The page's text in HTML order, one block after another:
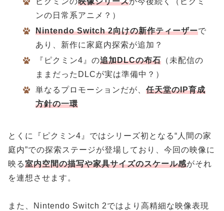
ンの日常系アニメ？）
Nintendo Switch 2向けの新作ティーザーで
あり、新作に家庭内探索が追加？
『ピクミン4』の追加DLCの布石（未配信の
ままだったDLCが実は準備中？）
単なるプロモーションだが、 任天堂のIP育成
方針の一環
とくに『ピクミン4』ではシリーズ初となる“人間の家
庭内”での探索ステージが登場しており、今回の映像に
映る室内空間の描写や家具サイズのスケール感がそれ
を連想させます。
また、Nintendo Switch 2ではより高精細な映像表現